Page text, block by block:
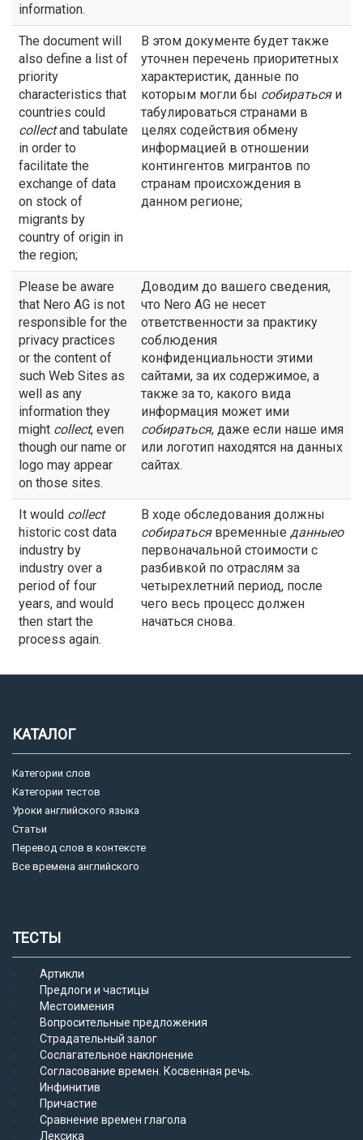
information.
The document will
also define a list of
priority
characteristics that
countries could
collectand tabulate
in order to
facilitate the
exchange of data
on stock of
migrants by
country of origin in
the region;
В этом документе будет также
уточнен перечень приоритетных
характеристик, данные по
которым могли бы собиратьсяи
табулироваться странами в
целях содействия обмену
информацией в отношении
контингентов мигрантов по
странам происхождения в
данном регионе;
Please be aware
that Nero AG is not
responsible for the
privacy practices
or the content of
such Web Sites as
well as any
information they
might collect, even
though our name or
logo may appear
on those sites.
Доводим до вашего сведения,
что Nero AG не несет
ответственности за практику
соблюдения
конфиденциальности этими
сайтами, за их содержимое, а
также за то, какого вида
информация может ими
собираться, даже если наше имя
или логотип находятся на данных
сайтах.
It would collect
historic cost data
industry by
industry over a
period of four
years, and would
then start the
process again.
В ходе обследования должны
собиратьсявременные данныео
первоначальной стоимости с
разбивкой по отраслям за
четырехлетний период, после
чего весь процесс должен
начаться снова.
КАТАЛОГ
Категории слов
Категории тестов
Уроки английского языка
Статьи
Перевод слов в контексте
Все времена английского
ТЕСТЫ
Артикли
Предлоги и частицы
Местоимения
Вопросительные предложения
Страдательный залог
Сослагательное наклонение
Согласование времен. Косвенная речь.
Инфинитив
Причастие
Сравнение времен глагола
Лексика